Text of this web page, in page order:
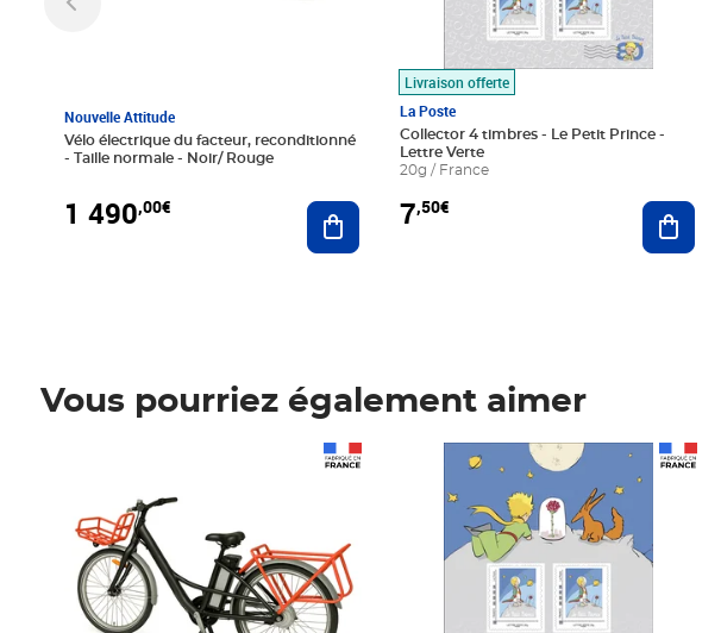
Nouvelle Attitude
Vélo électrique du facteur, reconditionné
- Taille normale - Noir/ Rouge
1 490,00€ Ajouter au panier
Livraison offerte
La Poste
Collector 4 timbres - Le Petit Prince -
Lettre Verte
20g / France
7,50€
Vous pourriez également aimer
Prix 7,50€